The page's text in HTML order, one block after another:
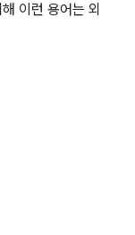
이런 용어는 외